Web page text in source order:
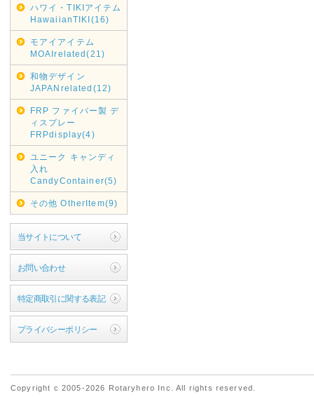
ハワイ・TIKIアイテム
HawaiianTIKI(16)
モアイアイテム
MOAIrelated(21)
和物デザイン
JAPANrelated(12)
FRP ファイバー製 デ
ィスプレー
FRPdisplay(4)
ユニーク キャンディ
入れ
CandyContainer(5)
その他 OtherItem(9)
当サイトについて
お問い合わせ
特定商取引に関する表記
プライバシーポリシー
Copyright c 2005-2026 Rotaryhero Inc. All rights reserved.